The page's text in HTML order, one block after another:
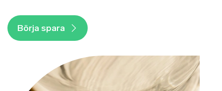
Börja spara